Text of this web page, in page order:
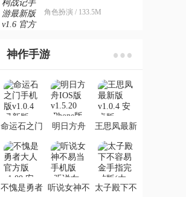
版
角色扮演 / 133.5M
神作手游
命运石之门
明日方舟
王思凤最新
不愧是勇者 听说女神不
太子殿下不